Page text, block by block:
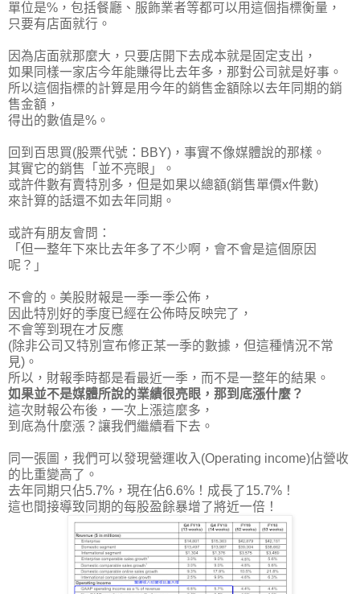
單位是%，包括餐廳、服飾業者等都可以用這個指標衡量，
只要有店面就行。
因為店面就那麼大，只要店開下去成本就是固定支出，
如果同樣一家店今年能賺得比去年多，那對公司就是好事。
所以這個指標的計算是用今年的銷售金額除以去年同期的銷
售金額，
得出的數值是%。
回到百思買(股票代號：BBY)，事實不像媒體說的那樣。
其實它的銷售「並不亮眼」。
或許件數有賣特別多，但是如果以總額(銷售單價x件數)
來計算的話還不如去年同期 。
或許有朋友會問：
「但一整年下來比去年多了不少啊，會不會是這個原因
呢？」
不會的。美股財報是一季一季公佈，
因此特別好的季度已經在公佈時反映完了，
不會等到現在才反應
(除非公司又特別宣布修正某一季的數據，但這種情況不常
見)。
所以，財報季時都是看最近一季，而不是一整年的結果。
如果並不是媒體所說的業績很亮眼，那到底漲什麼？
這次財報公布後，一次上漲這麼多，
到底為什麼漲？讓我們繼續看下去。
同一張圖，我們可以發現營運收入(Operating income)佔營收
的比重變高了。
去年同期只佔5.7%，現在佔6.6%！成長了15.7%！
這也間接導致同期的每股盈餘暴增了將近一倍！